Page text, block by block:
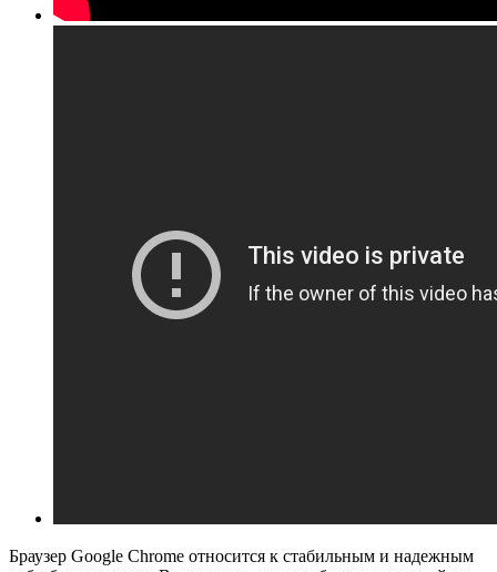
Браузер Google Chrome относится к стабильным и надежным